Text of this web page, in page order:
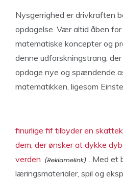
Nysgerrighed er drivkraften
opdagelse. Vær altid åben
matematiske koncepter og
denne udforskningstrang,
opdage nye og spændende
matematikken, ligesom
finurlige fif tilbyder en
dem, der ønsker at dykke
verden
. Med et
læringsmaterialer, spil og